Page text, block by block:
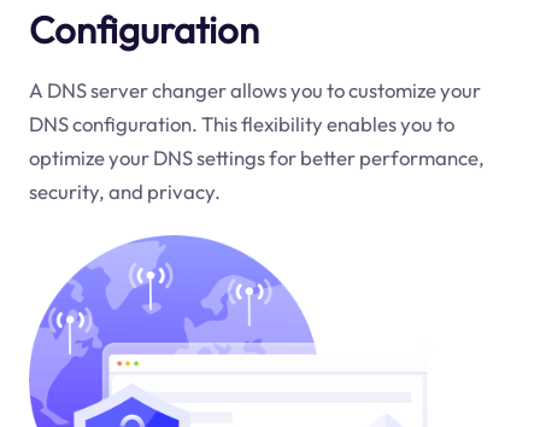
Configuration
A DNS server changer allows you to customize your
DNS configuration. This flexibility enables you to
optimize your DNS settings for better performance,
security, and privacy.